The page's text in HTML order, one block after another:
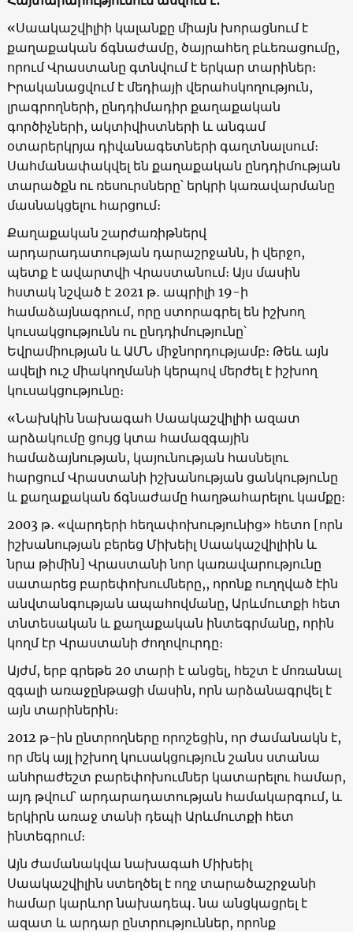
«Սաակաշվիլիի կալանքը միայն խորացնում է
քաղաքական ճգնաժամը, ծայրահեղ բևեռացումը,
որում Վրաստանը գտնվում է երկար տարիներ։
Իրականացվում է մեդիայի վերահսկողություն,
լրագրողների, ընդդիմադիր քաղաքական
գործիչների, ակտիվիստների և անգամ
օտարերկրյա դիվանագետների գաղտնալսում։
Սահմանափակվել են քաղաքական ընդդիմության
տարածքն ու ռեսուրսները՝ երկրի կառավարմանը
մասնակցելու հարցում։
Քաղաքական շարժառիթներվ
արդարադատության դարաշրջանն, ի վերջո,
պետք է ավարտվի Վրաստանում։ Այս մասին
հստակ նշված է 2021 թ․ ապրիլի 19-ի
համաձայնագրում, որը ստորագրել են իշխող
կուսակցությունն ու ընդդիմությունը՝
Եվրամիության և ԱՄՆ միջնորդությամբ։ Թեև այն
ավելի ուշ միակողմանի կերպով մերժել է իշխող
կուսակցությունը։
«Նախկին նախագահ Սաակաշվիլիի ազատ
արձակումը ցույց կտա համազգային
համաձայնության, կայունության հասնելու
հարցում Վրաստանի իշխանության ցանկությունը
և քաղաքական ճգնաժամը հաղթահարելու կամքը։
2003 թ․ «վարդերի հեղափոխությունից» հետո [որն
իշխանության բերեց Միխեիլ Սաակաշվիլիին և
նրա թիմին] Վրաստանի նոր կառավարությունը
սատարեց բարեփոխումները,, որոնք ուղղված էին
անվտանգության ապահովմանը, Արևմուտքի հետ
տնտեսական և քաղաքական ինտեգրմանը, որին
կողմ էր Վրաստանի ժողովուրդը։
Այժմ, երբ գրեթե 20 տարի է անցել, հեշտ է մոռանալ
զգալի առաջընթացի մասին, որն արձանագրվել է
այն տարիներին։
2012 թ-ին ընտրողները որոշեցին, որ ժամանակն է,
որ մեկ այլ իշխող կուսակցություն շանս ստանա
անհրաժեշտ բարեփոխումներ կատարելու համար,
այդ թվում՝ արդարադատության համակարգում, և
երկիրն առաջ տանի դեպի Արևմուտքի հետ
ինտեգրում։
Այն ժամանակվա նախագահ Միխեիլ
Սաակաշվիլին ստեղծել է ողջ տարածաշրջանի
համար կարևոր նախադեպ․ նա անցկացրել է
ազատ և արդար ընտրություններ, որոնք